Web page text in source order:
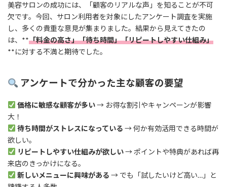
美容サロンの成功には、「顧客のリアルな声」を知ることが不可
欠です。今回、サロン利用者を対象にしたアンケート調査を実施
し、多くの貴重な意見が集まりました。結果から見えてきたの
は、**「料金の高さ」「待ち時間」「リピートしやすい仕組み」
**に対する不満と期待でした。
アンケートで分かった主な顧客の要望
価格に敏感な顧客が多い→ お得な割引やキャンペーンが影響
大！
待ち時間がストレスになっている → 何か有効活用できる時間が
欲しい。
リピートしやすい仕組みが欲しい→ ポイントや特典があれば再
来店のきっかけになる。
新しいメニューに興味がある → でも「試したいけど高い…」と